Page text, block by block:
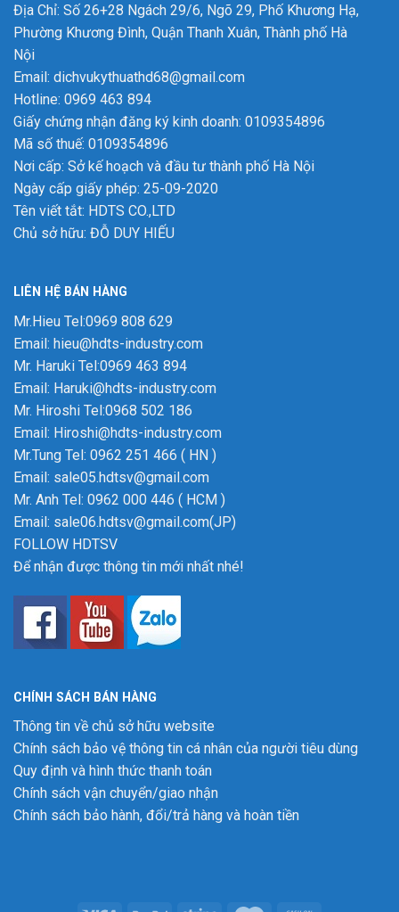
Địa Chỉ: Số 26+28 Ngách 29/6, Ngõ 29, Phố Khương Hạ,
Phường Khương Đình, Quận Thanh Xuân, Thành phố Hà
Nội
Email: dichvukythuathd68@gmail.com
Hotline: 0969 463 894
Giấy chứng nhận đăng ký kinh doanh: 0109354896
Mã số thuế: 0109354896
Nơi cấp: Sở kế hoạch và đầu tư thành phố Hà Nội
Ngày cấp giấy phép: 25-09-2020
Tên viết tắt: HDTS CO.,LTD
Chủ sở hữu: ĐỖ DUY HIẾU
LIÊN HỆ BÁN HÀNG
Mr.Hieu Tel:0969 808 629
Email: hieu@hdts-industry.com
Mr. Haruki Tel:0969 463 894
Email: Haruki@hdts-industry.com
Mr. Hiroshi Tel:0968 502 186
Email: Hiroshi@hdts-industry.com
Mr.Tung Tel: 0962 251 466 ( HN )
Email: sale05.hdtsv@gmail.com
Mr. Anh Tel: 0962 000 446 ( HCM )
Email: sale06.hdtsv@gmail.com(JP)
FOLLOW HDTSV
Để nhận được thông tin mới nhất nhé!
CHÍNH SÁCH BÁN HÀNG
Thông tin về chủ sở hữu website
Chính sách bảo vệ thông tin cá nhân của người tiêu dùng
Quy định và hình thức thanh toán
Chính sách vận chuyển/giao nhận
Chính sách bảo hành, đổi/trả hàng và hoàn tiền